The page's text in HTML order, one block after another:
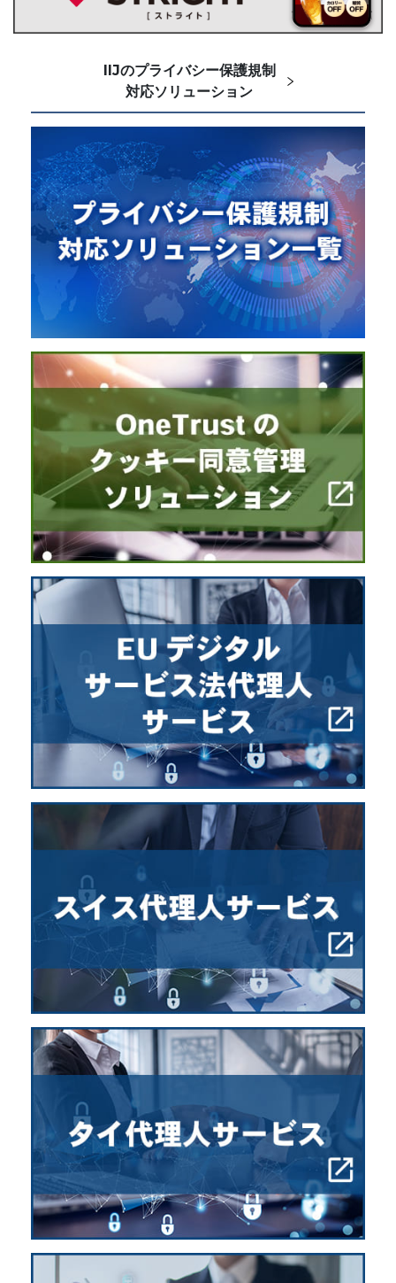
IIJのプライバシー保護規制
対応ソリューション